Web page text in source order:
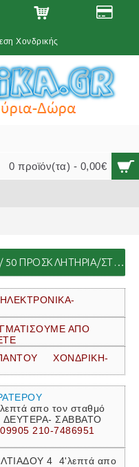
Χονδρικής
0 προϊόν(τα) - 0,00€
50
ΠΑΚΈΤΑ 130 ΜΠΟΜΠΟΝΙΕΡΕΣ/ 50 ΠΡΟΣΚΛΗΤΗΡΙΑ/ΣΤΟΛΙΣΜΟΣ/ ΦΩΤΟΓΡΑΦΗΣΗ-ΒΙΝΤΕΟΣΚΟΠΗΣΗ ΓΙΑ ΑΓΌΡΙ
ΑΠΟ
ΧΟΝΔΡΙΚΗ-
απο τον σταθμό
ΔΕΥΤΕΡΑ- ΣΑΒΒΑΤΟ
210-7486951
4 4'λεπτά απο